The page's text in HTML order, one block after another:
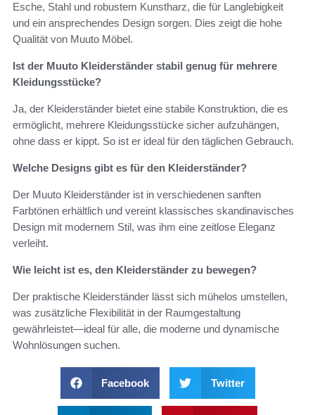
Esche, Stahl und robustem Kunstharz, die für Langlebigkeit
und ein ansprechendes Design sorgen. Dies zeigt die hohe
Qualität von Muuto Möbel.
Ist der Muuto Kleiderständer stabil genug für mehrere
Kleidungsstücke?
Ja, der Kleiderständer bietet eine stabile Konstruktion, die es
ermöglicht, mehrere Kleidungsstücke sicher aufzuhängen,
ohne dass er kippt. So ist er ideal für den täglichen Gebrauch.
Welche Designs gibt es für den Kleiderständer?
Der Muuto Kleiderständer ist in verschiedenen sanften
Farbtönen erhältlich und vereint klassisches skandinavisches
Design mit modernem Stil, was ihm eine zeitlose Eleganz
verleiht.
Wie leicht ist es, den Kleiderständer zu bewegen?
Der praktische Kleiderständer lässt sich mühelos umstellen,
was zusätzliche Flexibilität in der Raumgestaltung
gewährleistet—ideal für alle, die moderne und dynamische
Wohnlösungen suchen.
Facebook Twitter